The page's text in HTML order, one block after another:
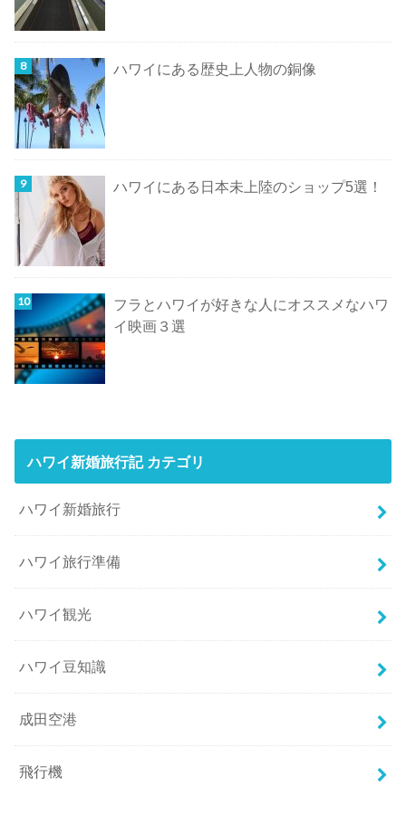
ハワイにある歴史上人物の銅像
ハワイにある日本未上陸のショップ5選！
フラとハワイが好きな人にオススメなハワ
イ映画３選
ハワイ新婚旅行記 カテゴリ
ハワイ新婚旅行
ハワイ旅行準備
ハワイ観光
ハワイ豆知識
成田空港
飛行機